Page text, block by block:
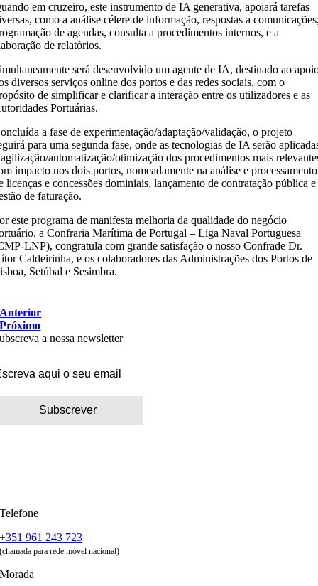
em cruzeiro, este instrumento de IA generativa, apoiará tarefas
como a análise célere de informação, respostas a
de agendas, consulta a procedimentos internos, e a
de relatórios.
será desenvolvido um agente de IA, destinado ao
diversos serviços online dos portos e das redes sociais, com o
de simplificar e clarificar a interação entre os utilizadores e as
Portuárias.
a fase de experimentação/adaptação/validação, o projeto
para uma segunda fase, onde as tecnologias de IA serão
automatização/otimização dos procedimentos mais
impacto nos dois portos, nomeadamente na análise e processamento
licenças e concessões dominiais, lançamento de contratação pública e
de faturação.
este programa de manifesta melhoria da qualidade do negócio
a Confraria Marítima de Portugal – Liga Naval Portuguesa
LNP), congratula com grande satisfação o nosso Confrade Dr.
Caldeirinha, e os colaboradores das Administrações dos Portos de
Setúbal e Sesimbra.
Anterior
Próximo
a nossa newsletter
Telefone
+351 961 243 723
(chamada para rede móvel nacional)
Morada